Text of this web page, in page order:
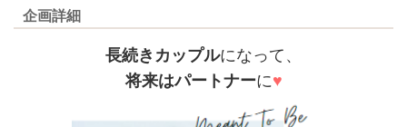
企画詳細
長続きカップルになって、
将来はパートナーに♥